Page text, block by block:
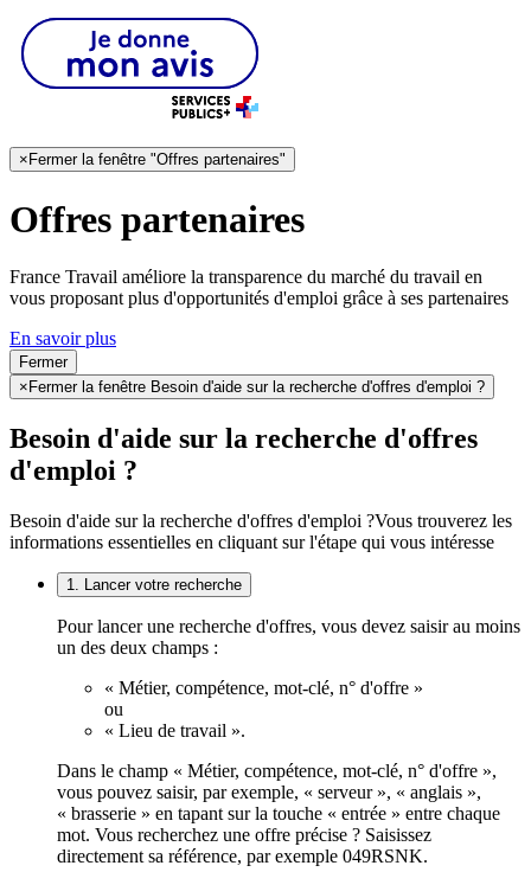
× Fermer la fenêtre "Offres partenaires"
Offres partenaires
France Travail améliore la transparence du marché du travail en
vous proposant plus d'opportunités d'emploi grâce à ses partenaires
En savoir plus
Fermer
× Fermer la fenêtre Besoin d'aide sur la recherche d'offres d'emploi ?
Besoin d'aide sur la recherche d'offres
d'emploi ?
Besoin d'aide sur la recherche d'offres d'emploi ?Vous trouverez les
informations essentielles en cliquant sur l'étape qui vous intéresse
1. Lancer votre recherche
Pour lancer une recherche d'offres, vous devez saisir au moins
un des deux champs :
« Métier, compétence, mot-clé, n° d'offre »
ou
« Lieu de travail ».
Dans le champ « Métier, compétence, mot-clé, n° d'offre »,
vous pouvez saisir, par exemple, « serveur », « anglais »,
« brasserie » en tapant sur la touche « entrée » entre chaque
mot. Vous recherchez une offre précise ? Saisissez
directement sa référence, par exemple 049RSNK.